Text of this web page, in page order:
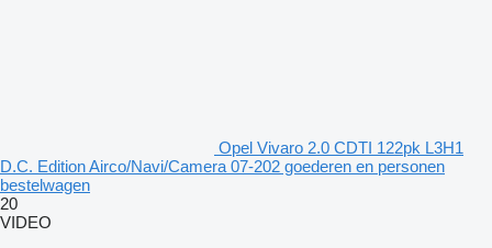
Opel Vivaro 2.0 CDTI 122pk L3H1
D.C. Edition Airco/Navi/Camera 07-202 goederen en personen
bestelwagen
20
VIDEO